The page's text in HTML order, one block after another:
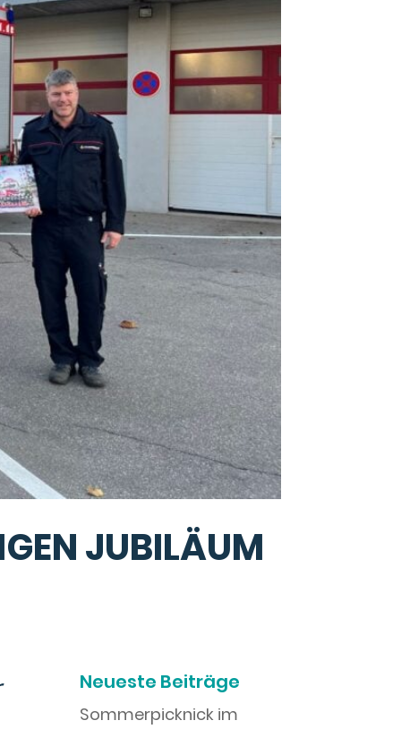
JUBILÄUM
Neueste Beiträge
Sommerpicknick im